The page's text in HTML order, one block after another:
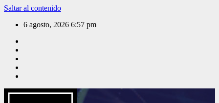
Saltar al contenido
6 agosto, 2026 6:57 pm